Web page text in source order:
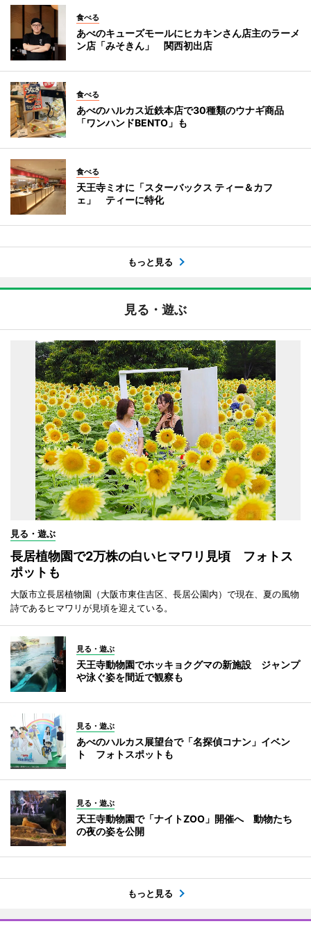
食べる
あべのキューズモールにヒカキンさん店主のラーメ
ン店「みそきん」 関西初出店
食べる
あべのハルカス近鉄本店で30種類のウナギ商品
「ワンハンドBENTO」も
食べる
天王寺ミオに「スターバックス ティー＆カフ
ェ」 ティーに特化
もっと見る
見る・遊ぶ
見る・遊ぶ
長居植物園で2万株の白いヒマワリ見頃 フォトス
ポットも
大阪市立長居植物園（大阪市東住吉区、長居公園内）で現在、夏の風物
詩であるヒマワリが見頃を迎えている。
見る・遊ぶ
天王寺動物園でホッキョクグマの新施設 ジャンプ
や泳ぐ姿を間近で観察も
見る・遊ぶ
あべのハルカス展望台で「名探偵コナン」イベン
ト フォトスポットも
見る・遊ぶ
天王寺動物園で「ナイトZOO」開催へ 動物たち
の夜の姿を公開
もっと見る